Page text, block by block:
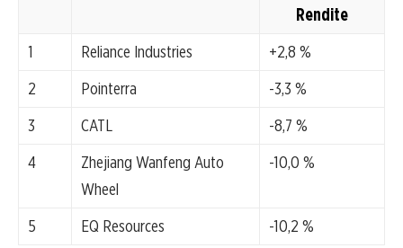
Rendite
1
Reliance Industries
+2,8 %
2
Pointerra
-3,3 %
3
CATL
-8,7 %
4
Zhejiang Wanfeng Auto
Wheel
-10,0 %
5 EQ Resources -10,2 %